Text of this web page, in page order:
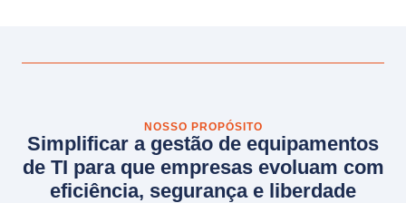
NOSSO PROPÓSITO
Simplificar a gestão de equipamentos
de TI para que empresas evoluam com
eficiência, segurança e liberdade